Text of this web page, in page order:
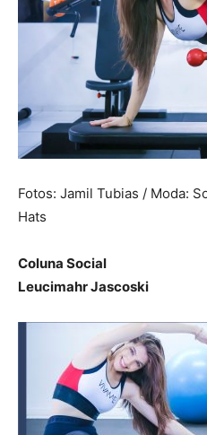
Fotos: Jamil Tubias / Moda:
Hats
Coluna Social
Leucimahr Jascoski